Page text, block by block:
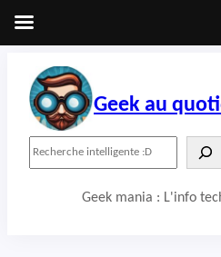
contenu
Geek au
Geek mania : L'info